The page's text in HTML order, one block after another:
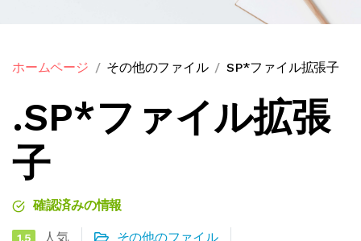
ホームページ その他のファイル SP*ファイル拡張子
.SP*ファイル拡張
子
確認済みの情報
1.5 人気 その他のファイル